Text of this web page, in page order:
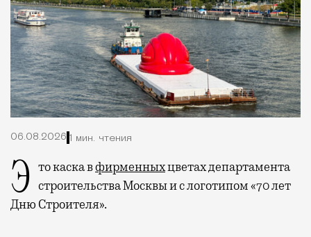
06.08.2026 1 мин. чтения
Это каска вфирменныхцветах департамента
строительства Москвы и с логотипом «70 лет
Дню Строителя».